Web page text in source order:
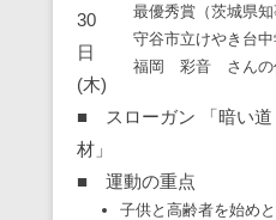
最優秀賞（茨城県知
守谷市立けやき台
福岡 彩音 さんの
30
日
(木)
■ スローガン 「暗い
材」
■ 運動の重点
子供と高齢者を始め